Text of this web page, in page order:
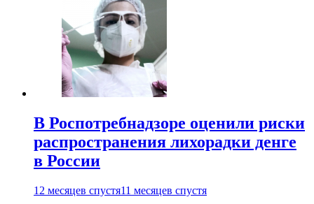
В Роспотребнадзоре оценили риски
распространения лихорадки денге
в России
12 месяцев спустя11 месяцев спустя